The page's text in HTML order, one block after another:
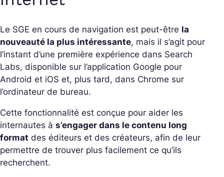
Le SGE en cours de navigation est peut-être la
nouveauté la plus intéressante, mais il s’agit pour
l’instant d’une première expérience dans Search
Labs, disponible sur l’application Google pour
Android et iOS et, plus tard, dans Chrome sur
l’ordinateur de bureau.
Cette fonctionnalité est conçue pour aider les
internautes à s’engager dans le contenu long
format des éditeurs et des créateurs, afin de leur
permettre de trouver plus facilement ce qu’ils
recherchent.